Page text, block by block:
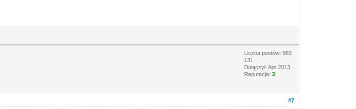
Liczba postów: 963
131
Dołączył: Apr 2013
Reputacja:3
#7